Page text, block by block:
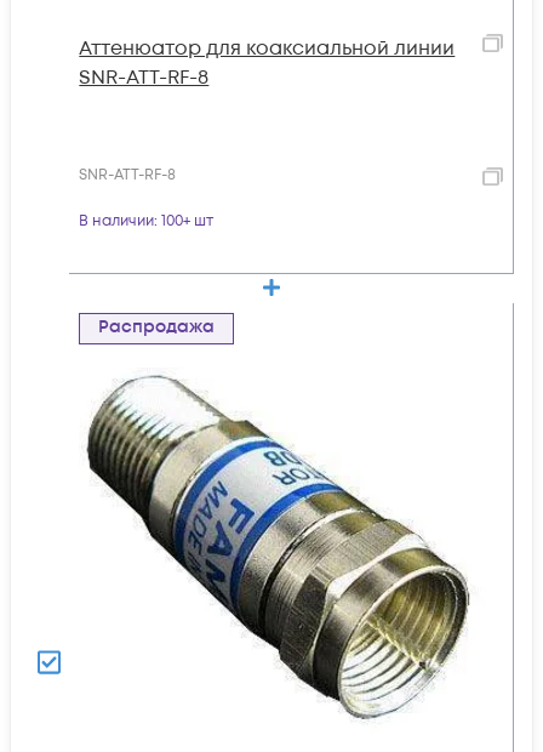
Аттенюатор для коаксиальной линии
SNR-ATT-RF-8
SNR-ATT-RF-8
В наличии: 100+ шт
Распродажа